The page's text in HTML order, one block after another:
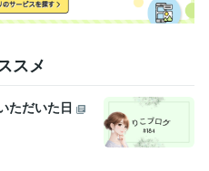
経験年数 : 4年
ストラクター
ココナラ電話相談スタート　　1/2
りがとうございます ココナラシ
スメ
ただいた日